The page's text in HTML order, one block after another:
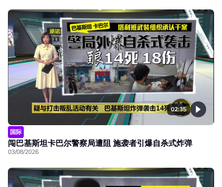
02:35
国际
闯巴基斯坦卡巴尔警察局遭阻 施袭者引爆自杀式炸弹
03/08/2026